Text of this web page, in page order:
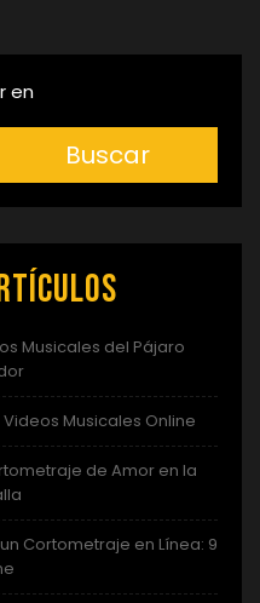
en
Buscar
Musicales del Pájaro
Musicales Online
de Amor en la
Cortometraje en Línea: 9